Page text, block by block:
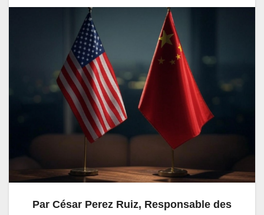
Par César Perez Ruiz, Responsable des